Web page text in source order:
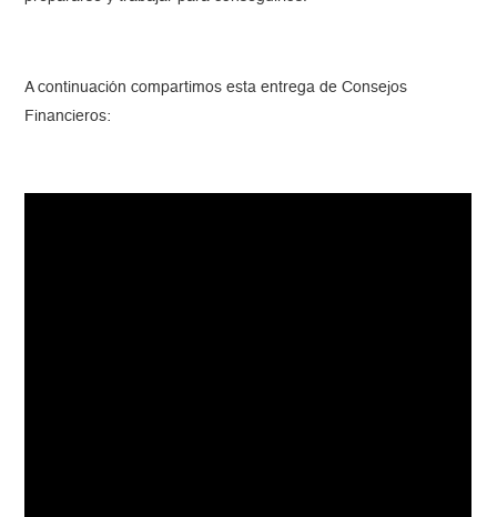
A continuación compartimos esta entrega de Consejos
Financieros: